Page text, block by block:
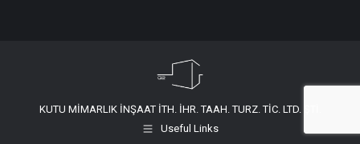
KUTU MİMARLIK İNŞAAT İTH. İHR. TAAH. TURZ. TİC. LTD. ŞTİ.
Useful Links